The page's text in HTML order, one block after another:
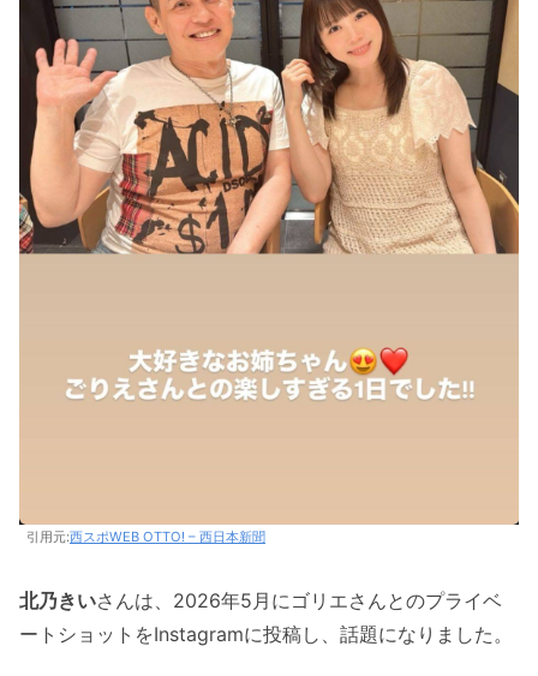
引用元:西スポWEB OTTO! – 西日本新聞
北乃きいさんは、2026年5月にゴリエさんとのプライベ
ートショットをInstagramに投稿し、話題になりました。